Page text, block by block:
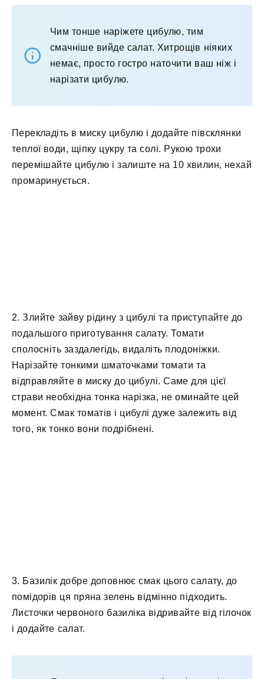
Чим тонше наріжете цибулю, тим
смачніше вийде салат. Хитрощів ніяких
немає, просто гостро наточити ваш ніж і
нарізати цибулю.
Перекладіть в миску цибулю і додайте півсклянки
теплої води, щіпку цукру та солі. Рукою трохи
перемішайте цибулю і залиште на 10 хвилин, нехай
промаринується.
2. Злийте зайву рідину з цибулі та приступайте до
подальшого приготування салату. Томати
сполосніть заздалегідь, видаліть плодоніжки.
Нарізайте тонкими шматочками томати та
відправляйте в миску до цибулі. Саме для цієї
страви необхідна тонка нарізка, не оминайте цей
момент. Смак томатів і цибулі дуже залежить від
того, як тонко вони подрібнені.
3. Базилік добре доповнює смак цього салату, до
помідорів ця пряна зелень відмінно підходить.
Листочки червоного базиліка відривайте від гілочок
і додайте салат.